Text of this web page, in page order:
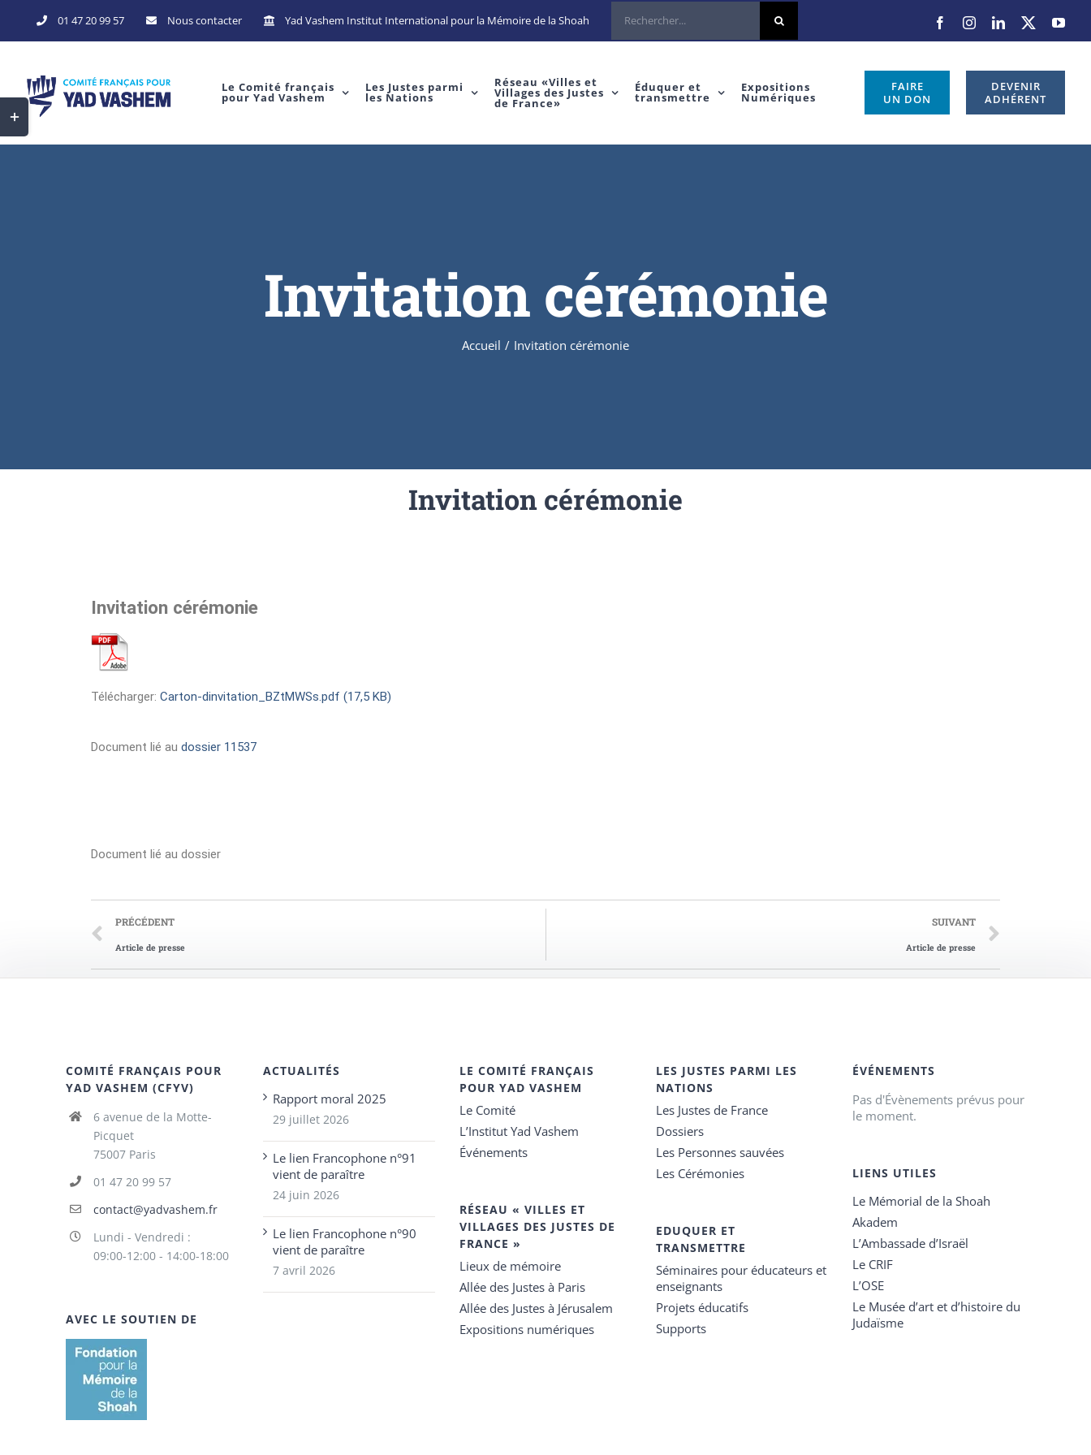
01 47 20 99 57 Nous contacter Yad Vashem Institut International pour la Mémoire de la Shoah
Le Comité français
pour Yad Vashem
Les Justes parmi
les Nations
Réseau «Villes et
Villages des Justes
de France»
Éduquer et
transmettre
Expositions
Numériques
FAIRE
UN DON
DEVENIR
ADHÉRENT
Invitation cérémonie
Accueil / Invitation cérémonie
Invitation cérémonie
Invitation cérémonie
Télécharger: Carton-dinvitation_BZtMWSs.pdf (17,5 KB)
Document lié au dossier 11537
Document lié au dossier
PRÉCÉDENT
Article de presse
SUIVANT
Article de presse
COMITÉ FRANÇAIS POUR
YAD VASHEM (CFYV)
6 avenue de la Motte-
Picquet
75007 Paris
01 47 20 99 57
contact@yadvashem.fr
Lundi - Vendredi :
09:00-12:00 - 14:00-18:00
AVEC LE SOUTIEN DE
ACTUALITÉS
Rapport moral 2025
29 juillet 2026
Le lien Francophone n°91
vient de paraître
24 juin 2026
Le lien Francophone n°90
vient de paraître
7 avril 2026
LE COMITÉ FRANÇAIS
POUR YAD VASHEM
Le Comité
L’Institut Yad Vashem
Événements
RÉSEAU « VILLES ET
VILLAGES DES JUSTES DE
FRANCE »
Lieux de mémoire
Allée des Justes à Paris
Allée des Justes à Jérusalem
Expositions numériques
LES JUSTES PARMI LES
NATIONS
Les Justes de France
Dossiers
Les Personnes sauvées
Les Cérémonies
EDUQUER ET
TRANSMETTRE
Séminaires pour éducateurs et
enseignants
Projets éducatifs
Supports
ÉVÉNEMENTS
Pas d'Évènements prévus pour
le moment.
LIENS UTILES
Le Mémorial de la Shoah
Akadem
L’Ambassade d’Israël
Le CRIF
L’OSE
Le Musée d’art et d’histoire du
Judaïsme